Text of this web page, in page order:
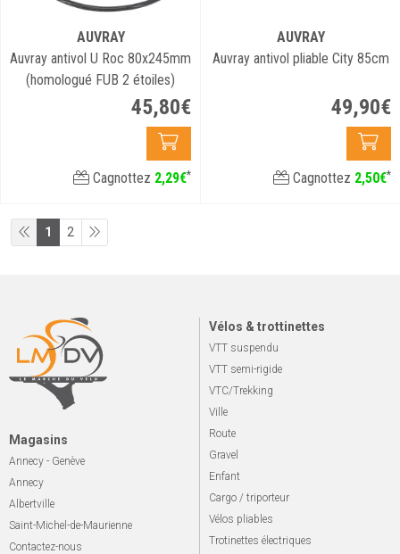
AUVRAY
Auvray antivol U Roc 80x245mm
(homologué FUB 2 étoiles)
45,80€
Cagnottez 2,29€*
AUVRAY
Auvray antivol pliable City 85cm
49,90€
Cagnottez 2,50€*
1 2
Magasins
Annecy - Genève
Annecy
Albertville
Saint-Michel-de-Maurienne
Contactez-nous
Vélos & trottinettes
VTT suspendu
VTT semi-rigide
VTC/Trekking
Ville
Route
Gravel
Enfant
Cargo / triporteur
Vélos pliables
Trotinettes électriques